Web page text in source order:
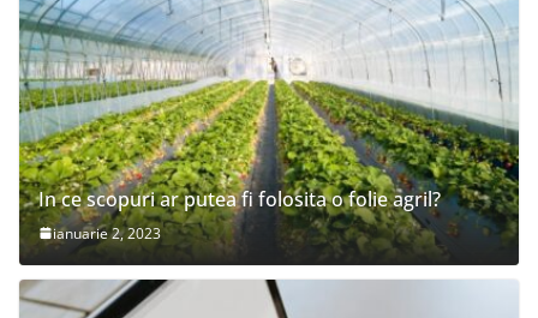
In ce scopuri ar putea fi folosita o folie agril?
ianuarie 2, 2023